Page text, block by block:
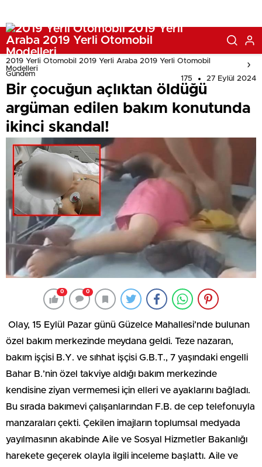
2019 Yerli Otomobil 2019 Yerli Araba 2019 Yerli Otomobil
Modelleri
Gündem
175 27 Eylül 2024
Bir çocuğun açlıktan öldüğü
argüman edilen bakım konutunda
ikinci skandal!
0 0
Olay, 15 Eylül Pazar günü Güzelce Mahallesi’nde bulunan
özel bakım merkezinde meydana geldi. Teze nazaran,
bakım işçisi B.Y. ve sıhhat işçisi G.B.T., 7 yaşındaki engelli
Bahar B.’nin özel takviye aldığı bakım merkezinde
kendisine ziyan vermemesi için elleri ve ayaklarını bağladı.
Bu sırada bakımevi çalışanlarından F.B. de cep telefonuyla
manzaraları çekti. Çekilen imajların toplumsal medyada
yayılmasının akabinde Aile ve Sosyal Hizmetler Bakanlığı
harekete geçerek olayla ilgili inceleme başlattı. Aile ve